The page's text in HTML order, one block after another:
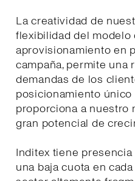
La creatividad de
flexibilidad del modelo
aprovisionamiento en
campaña, permite una
demandas de los
posicionamiento único
proporciona a nuestro
gran potencial de
Inditex tiene presencia
una baja cuota en